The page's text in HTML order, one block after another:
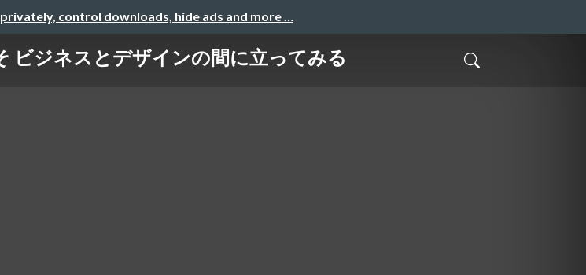
control downloads, hide ads and more …
ビジネスとデザインの間に立ってみる